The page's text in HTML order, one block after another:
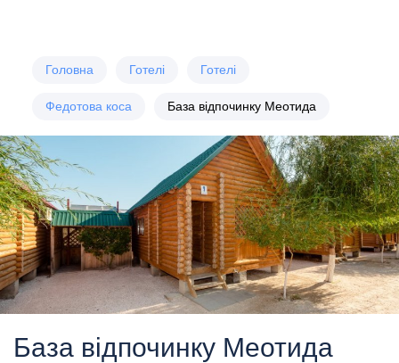
Головна Готелі Готелі
Федотова коса База відпочинку Меотида
База відпочинку Меотида